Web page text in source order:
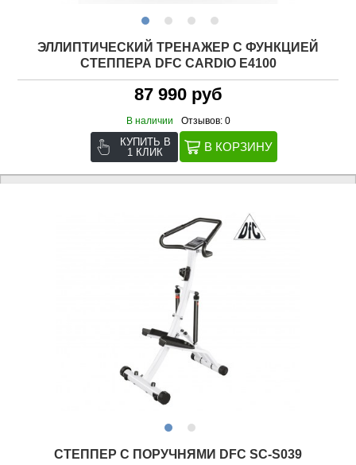
ЭЛЛИПТИЧЕСКИЙ ТРЕНАЖЕР C ФУНКЦИЕЙ
СТЕППЕРА DFC CARDIO E4100
87 990 руб
В наличии Отзывов: 0
КУПИТЬ В
1 КЛИК
СТЕППЕР С ПОРУЧНЯМИ DFC SC-S039